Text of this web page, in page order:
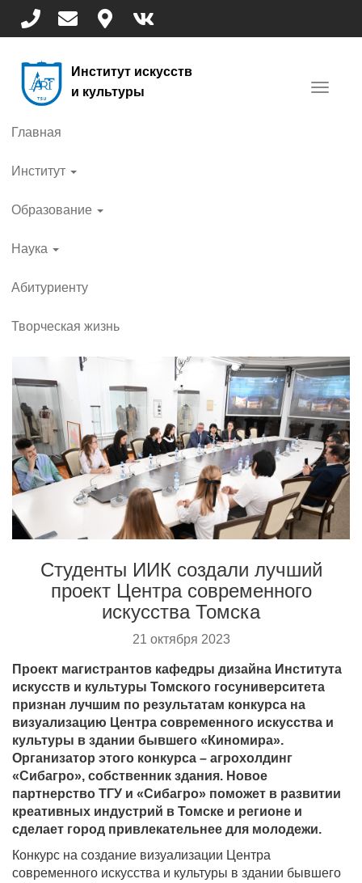
Перейти
содержанию
Институт искусств
и культуры
Toggle
Главная
Институт
Образование
Наука
Абитуриенту
Творческая жизнь
Студенты ИИК создали лучший
проект Центра современного
искусства Томска
21 октября 2023
Проект магистрантов кафедры дизайна Института
искусств и культуры Томского госуниверситета
признан лучшим по результатам конкурса на
визуализацию Центра современного искусства и
культуры в здании бывшего «Киномира».
Организатор этого конкурса – агрохолдинг
«Сибагро», собственник здания. Новое
партнерство ТГУ и «Сибагро» поможет в развитии
креативных индустрий в Томске и регионе и
сделает город привлекательнее для молодежи.
Конкурс на создание визуализации Центра
современного искусства и культуры в здании бывшего